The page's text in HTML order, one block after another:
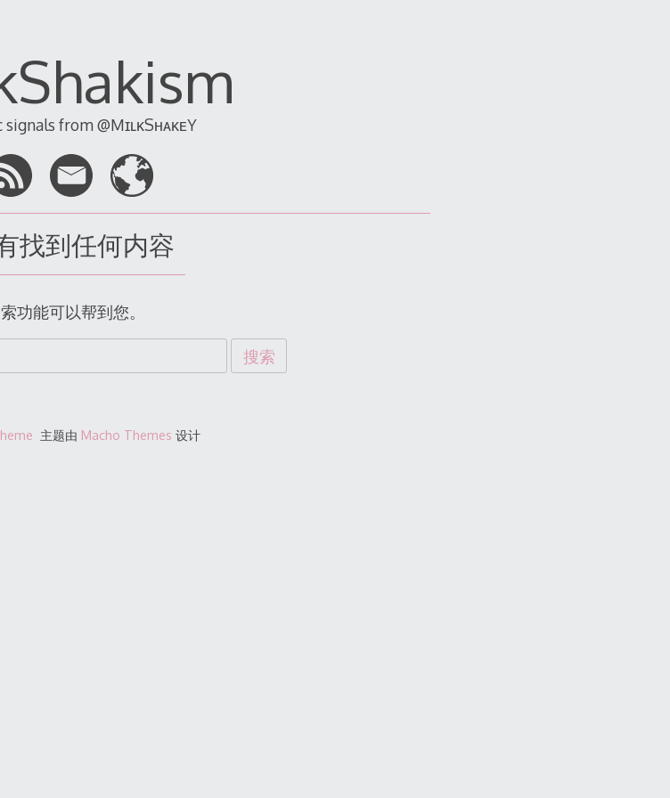
from @MɪʟᴋSʜᴀᴋᴇY
找到任何内容
功能可以帮到您。
主题由 Macho Themes 设计